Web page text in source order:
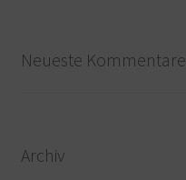
Neueste Kommentare
Archiv